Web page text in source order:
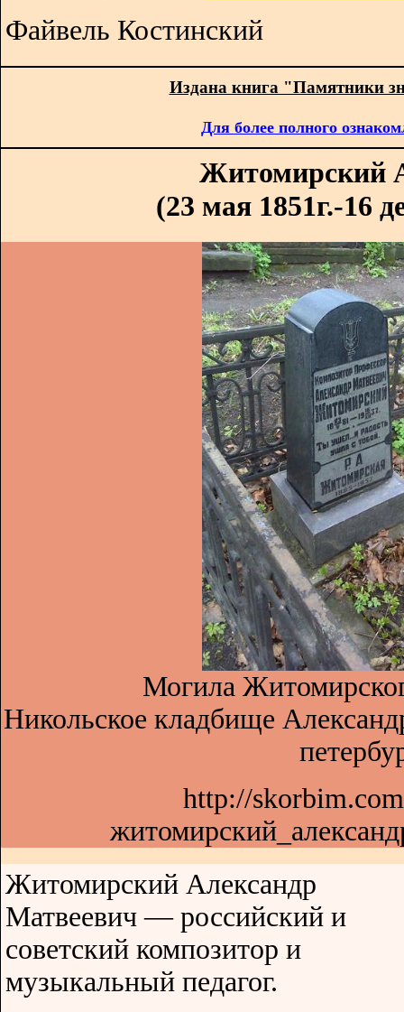
Файвель Костинский
Издана книга "Памятники
Для более полного
Житомирский
(23 мая 1851г.-16
Могила
Никольское кладбище
http://
Житомирский Александр
Матвеевич — российский и
советский композитор и
музыкальный педагог.